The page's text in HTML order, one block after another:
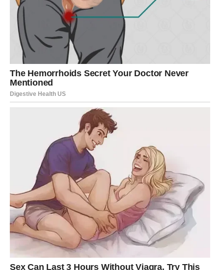
pronaći podršku koja nam je potrebna da se suočimo s
vlastitim demonima. Pomirenje ne dolazi samo s
individualnom transformacijom; potrebno je i raditi na
izgradnji zajednica koje će prihvatiti razlike i slaviti
raznolikost. Mnogi uspješni projekti pomirenja u svijetu,
od postkonfliktnih društava do lokalnih inicijativa,
pokazuju kako zajednice mogu okupiti ljude iz različitih
pozadina kako bi zajednički radili na stvaranju boljeg
društva. Uloga zajednice je ključna u potpori pojedincima
na njihovim putovanjima ka duhovnom rastu i
razumijevanju.
Na kraju, ova priča o preobražaju i suočavanju s
predrasudama predstavlja snažan poziv na akciju za sve
nas. Poziva nas da preispitamo svoja uvjerenja, radimo na
vlastitom razvoju i pružimo ruku pomirenja drugima. Ovaj
proces može početi u našim lokalnim zajednicama, kroz
dijalog i razumijevanje. Svi imamo sposobnost da
promijenimo svoj pogled na svijet, a time i svijet oko nas.
U tom smislu, prava snaga leži u našoj sposobnosti da se
transformiramo i postanemo bolja verzija sebe. Kroz